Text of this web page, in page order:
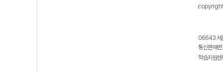
06643 서
통신판매
학습지원